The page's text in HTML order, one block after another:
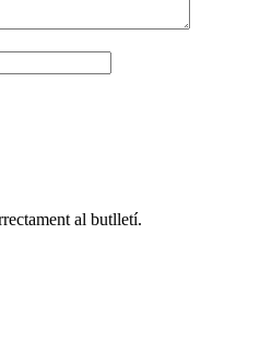
al butlletí.